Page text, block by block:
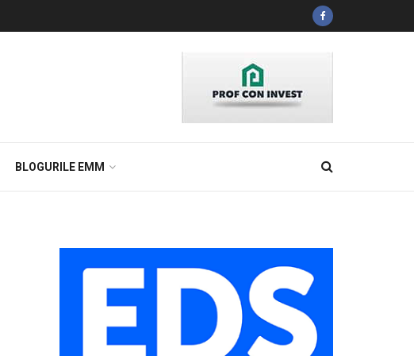
BLOGURILE EMM